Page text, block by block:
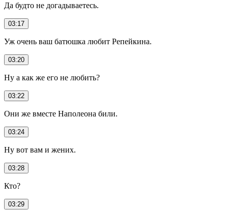
Да будто не догадываетесь.
03:17
Уж очень ваш батюшка любит Репейкина.
03:20
Ну а как же его не любить?
03:22
Они же вместе Наполеона били.
03:24
Ну вот вам и жених.
03:28
Кто?
03:29